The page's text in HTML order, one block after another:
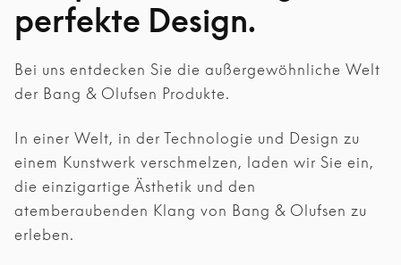
perfekte Design.
Bei uns entdecken Sie die außergewöhnliche Welt
der Bang & Olufsen Produkte.
In einer Welt, in der Technologie und Design zu
einem Kunstwerk verschmelzen, laden wir Sie ein,
die einzigartige Ästhetik und den
atemberaubenden Klang von Bang & Olufsen zu
erleben.